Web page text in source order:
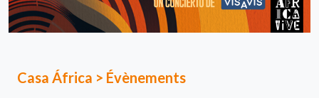
Casa África > Évènements